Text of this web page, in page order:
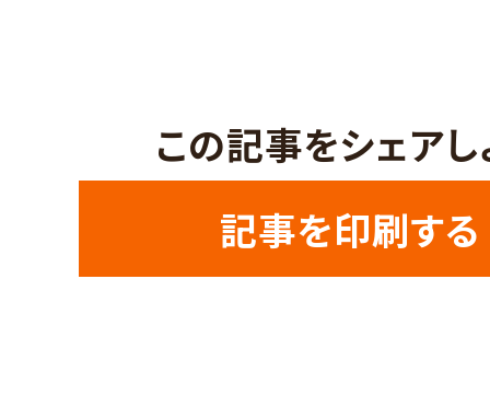
この記事をシェアし
記事を印刷する